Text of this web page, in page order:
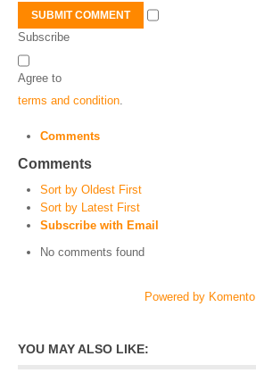
SUBMIT COMMENT
Subscribe
Agree to
terms and condition
Comments
Comments
Sort by Oldest First
Sort by Latest First
Subscribe with Email
No comments found
Powered by Komento
YOU MAY ALSO LIKE: